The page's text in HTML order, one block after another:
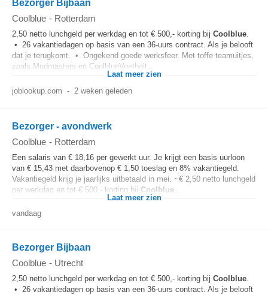
Bezorger Bijbaan
Coolblue - Rotterdam
2,50 netto lunchgeld per werkdag en tot € 500,- korting bij Coolblue.
• 26 vakantiedagen op basis van een 36-uurs contract. Als je belooft
dat je terugkomt. • Ongekend goede werksfeer. Met toffe teamuitjes,
zoals Mudmasters en CoolblueVoetbalt...
Laat meer zien
joblookup.com - 2 weken geleden
Bezorger - avondwerk
Coolblue - Rotterdam
Een salaris van € 18,16 per gewerkt uur. Je krijgt een basis uurloon
van € 15,43 met daarbovenop € 1,50 toeslag en 8% vakantiegeld.
Vakantiegeld krijg je jaarlijks uitbetaald in mei. ~€ 2,50 netto lunchgeld
per werkdag en tot € 500,- korting bij Coolblue
Laat meer zien
vandaag
Bezorger Bijbaan
Coolblue - Utrecht
2,50 netto lunchgeld per werkdag en tot € 500,- korting bij Coolblue.
• 26 vakantiedagen op basis van een 36-uurs contract. Als je belooft